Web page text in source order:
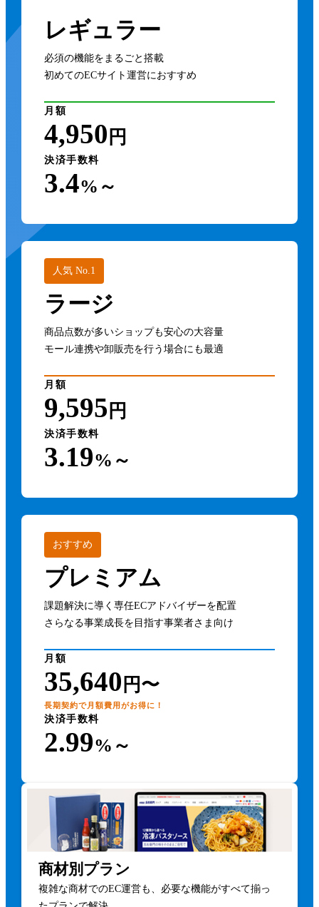
レギュラー
必須の機能をまるごと搭載
初めてのECサイト運営におすすめ
月額
4,950 円
決済手数料
3.4%～
人気 No.1
ラージ
商品点数が多いショップも安心の大容量
モール連携や卸販売を行う場合にも最適
月額
9,595 円
決済手数料
3.19%～
おすすめ
プレミアム
課題解決に導く専任ECアドバイザーを配置
さらなる事業成長を目指す事業者さま向け
月額
35,640 円〜
長期契約で月額費用がお得に！
決済手数料
2.99%～
商材別プラン
複雑な商材でのEC運営も、必要な機能がすべて揃っ